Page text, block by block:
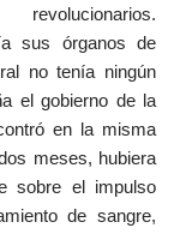
sus órganos de
no tenía ningún
el gobierno de la
en la misma
meses, hubiera
sobre el impulso
de sangre,